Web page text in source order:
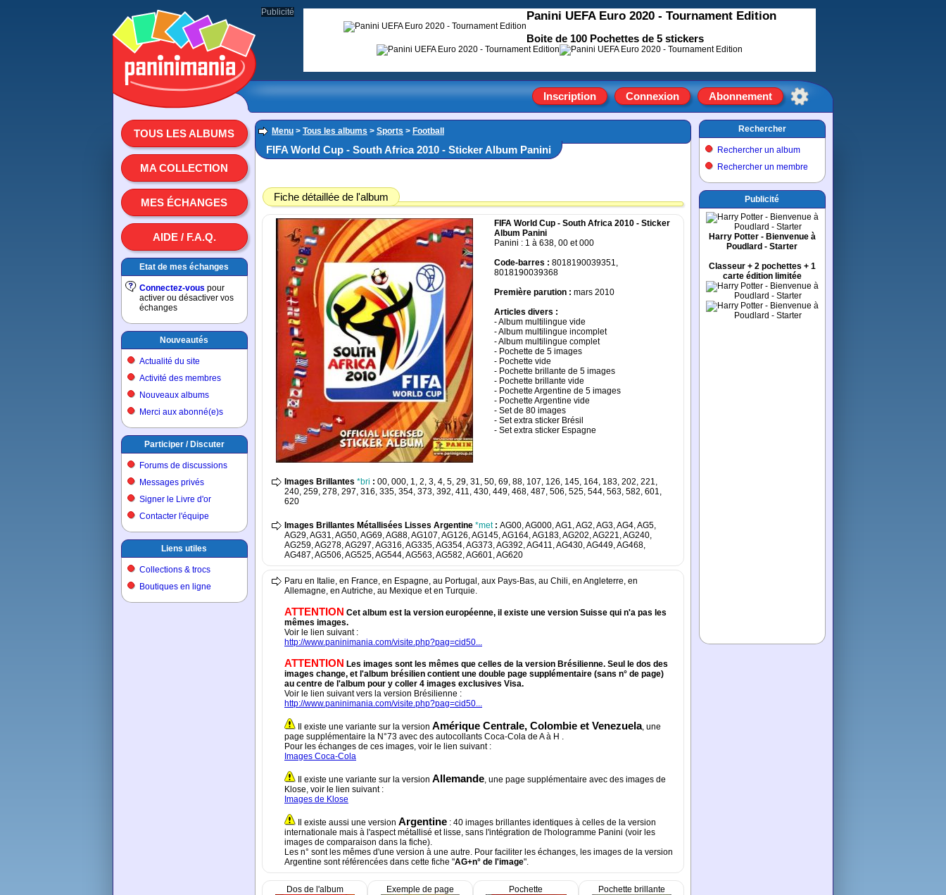
Inscription Connexion Abonnement
TOUS LES ALBUMS
MA COLLECTION
MES ÉCHANGES
AIDE / F.A.Q.
Etat de mes échanges
Connectez-vous pour
activer ou désactiver vos
échanges
Nouveautés
Actualité du site
Activité des membres
Nouveaux albums
Merci aux abonné(e)s
Participer / Discuter
Forums de discussions
Messages privés
Signer le Livre d'or
Contacter l'équipe
Liens utiles
Collections & trocs
Boutiques en ligne
Menu > Tous les albums > Sports > Football
FIFA World Cup - South Africa 2010 - Sticker Album Panini
Fiche détaillée de l'album
FIFA World Cup - South Africa 2010 - Sticker
Album Panini
Panini : 1 à 638, 00 et 000
Code-barres : 8018190039351,
8018190039368
Première parution : mars 2010
Articles divers :
- Album multilingue vide
- Album multilingue incomplet
- Album multilingue complet
- Pochette de 5 images
- Pochette vide
- Pochette brillante de 5 images
- Pochette brillante vide
- Pochette Argentine de 5 images
- Pochette Argentine vide
- Set de 80 images
- Set extra sticker Brésil
- Set extra sticker Espagne
Images Brillantes *bri : 00, 000, 1, 2, 3, 4, 5, 29, 31, 50, 69, 88, 107, 126, 145, 164, 183, 202, 221,
240, 259, 278, 297, 316, 335, 354, 373, 392, 411, 430, 449, 468, 487, 506, 525, 544, 563, 582, 601,
620
Images Brillantes Métallisées Lisses Argentine *met: AG00, AG000, AG1, AG2, AG3, AG4, AG5,
AG29, AG31, AG50, AG69, AG88, AG107, AG126, AG145, AG164, AG183, AG202, AG221, AG240,
AG259, AG278, AG297, AG316, AG335, AG354, AG373, AG392, AG411, AG430, AG449, AG468,
AG487, AG506, AG525, AG544, AG563, AG582, AG601, AG620
Paru en Italie, en France, en Espagne, au Portugal, aux Pays-Bas, au Chili, en Angleterre, en
Allemagne, en Autriche, au Mexique et en Turquie.
ATTENTION Cet album est la version européenne, il existe une version Suisse qui n'a pas les
mêmes images.
Voir le lien suivant :
http://www.paninimania.com/visite.php?pag=cid50...
ATTENTION Les images sont les mêmes que celles de la version Brésilienne. Seul le dos des
images change, et l'album brésilien contient une double page supplémentaire (sans n° de page)
au centre de l'album pour y coller 4 images exclusives Visa.
Voir le lien suivant vers la version Brésilienne :
http://www.paninimania.com/visite.php?pag=cid50...
Il existe une variante sur la version Amérique Centrale, Colombie et Venezuela, une
page supplémentaire la N°73 avec des autocollants Coca-Cola de A à H .
Pour les échanges de ces images, voir le lien suivant :
Images Coca-Cola
Il existe une variante sur la version Allemande, une page supplémentaire avec des images de
Klose, voir le lien suivant :
Images de Klose
Il existe aussi une version Argentine : 40 images brillantes identiques à celles de la version
internationale mais à l'aspect métallisé et lisse, sans l'intégration de l'hologramme Panini (voir les
images de comparaison dans la fiche).
Les n° sont les mêmes d'une version à une autre. Pour faciliter les échanges, les images de la version
Argentine sont référencées dans cette fiche "AG+n° de l'image".
Dos de l'album Exemple de page Pochette Pochette brillante
Rechercher
Rechercher un album
Rechercher un membre
Publicité
Harry Potter - Bienvenue à
Poudlard - Starter
Classeur + 2 pochettes + 1
carte édition limitée
Publicité Panini UEFA Euro 2020 - Tournament Edition
Boite de 100 Pochettes de 5 stickers